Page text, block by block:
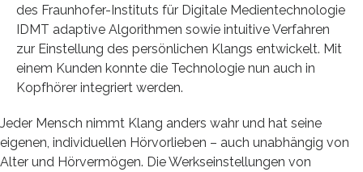
des Fraunhofer-Instituts für Digitale Medientechnologie
IDMT adaptive Algorithmen sowie intuitive Verfahren
zur Einstellung des persönlichen Klangs entwickelt. Mit
einem Kunden konnte die Technologie nun auch in
Kopfhörer integriert werden.
Jeder Mensch nimmt Klang anders wahr und hat seine
eigenen, individuellen Hörvorlieben – auch unabhängig von
Alter und Hörvermögen. Die Werkseinstellungen von